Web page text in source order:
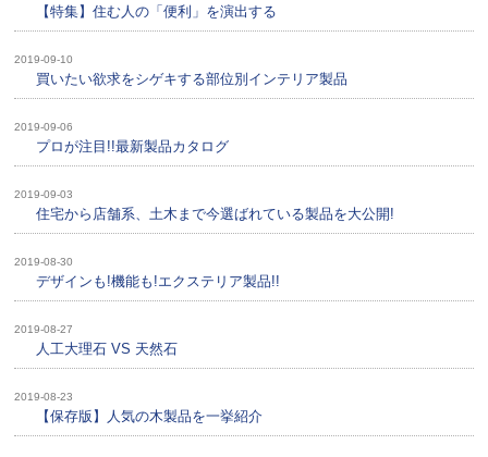
【特集】住む人の「便利」を演出する
2019-09-10
買いたい欲求をシゲキする部位別インテリア製品
2019-09-06
プロが注目!!最新製品カタログ
2019-09-03
住宅から店舗系、土木まで今選ばれている製品を大公開!
2019-08-30
デザインも!機能も!エクステリア製品!!
2019-08-27
人工大理石 VS 天然石
2019-08-23
【保存版】人気の木製品を一挙紹介